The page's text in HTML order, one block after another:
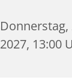
Donnerstag,
2027, 13:00